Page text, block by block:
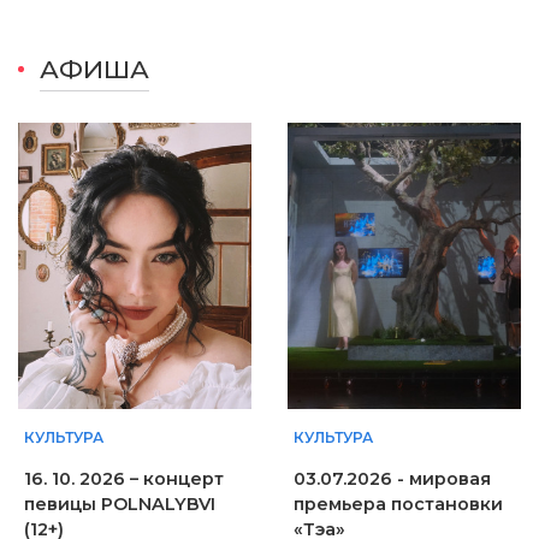
АФИША
КУЛЬТУРА
16. 10. 2026 – концерт
певицы POLNALYBVI
(12+)
КУЛЬТУРА
03.07.2026 - мировая
премьера постановки
«Тэа»